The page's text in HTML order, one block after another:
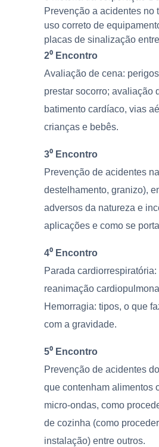
Prevenção a acidentes no
uso correto de
placas de sinalização
2⁰ Encontro
Avaliação de cena:
prestar socorro; avaliação
batimento cardíaco, vias
crianças e bebês.
3⁰ Encontro
Prevenção de acidentes
destelhamento, granizo),
adversos da natureza e
aplicações e como se
4⁰ Encontro
Parada
reanimação
Hemorragia: tipos, o que
com a gravidade.
5⁰ Encontro
Prevenção de acidentes
que contenham alimentos
micro-ondas, como
de cozinha (como
instalação) entre outros.